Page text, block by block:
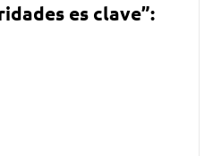
es clave”: